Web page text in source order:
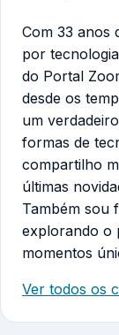
Com 33 anos
por
do Portal
desde os
um
formas de
compartilho
últimas
Também sou
explorando o
momentos
Ver todos os